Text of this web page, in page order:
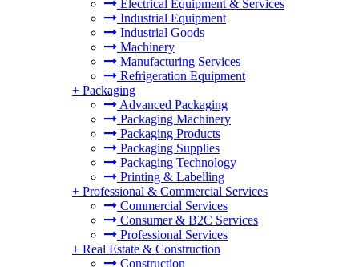
Electrical Equipment & Services
Industrial Equipment
Industrial Goods
Machinery
Manufacturing Services
Refrigeration Equipment
+ Packaging
Advanced Packaging
Packaging Machinery
Packaging Products
Packaging Supplies
Packaging Technology
Printing & Labelling
+ Professional & Commercial Services
Commercial Services
Consumer & B2C Services
Professional Services
+ Real Estate & Construction
Construction